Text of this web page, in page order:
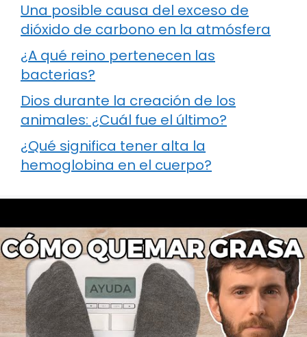
Una posible causa del exceso de
dióxido de carbono en la atmósfera
¿A qué reino pertenecen las
bacterias?
Dios durante la creación de los
animales: ¿Cuál fue el último?
¿Qué significa tener alta la
hemoglobina en el cuerpo?